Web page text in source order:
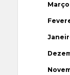
Março